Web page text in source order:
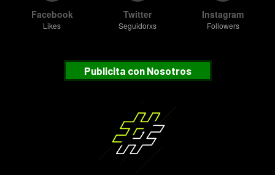
Facebook
Likes
Twitter
Seguidorxs
Instagram
Followers
Publicita con Nosotros